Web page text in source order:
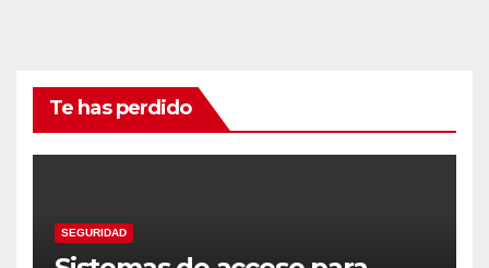
Te has perdido
SEGURIDAD